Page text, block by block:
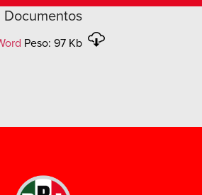
Documentos
Peso: 97 Kb